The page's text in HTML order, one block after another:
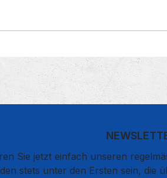
Sie jetzt einfach unseren
stets unter den Ersten sein, die